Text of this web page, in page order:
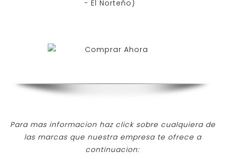
Para mas informacion haz click sobre cualquiera de
las marcas que nuestra empresa te ofrece a
continuacion: